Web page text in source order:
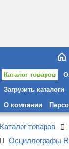
Каталог товаров
Загрузить каталоги
О компании
Каталог товаров
Осциллографы